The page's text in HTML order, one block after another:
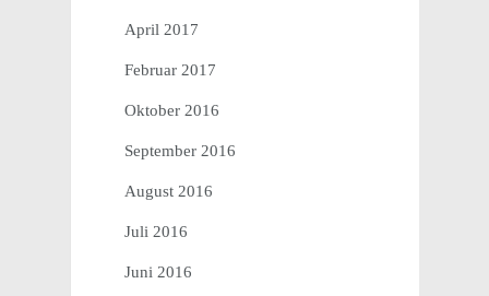
April 2017
Februar 2017
Oktober 2016
September 2016
August 2016
Juli 2016
Juni 2016